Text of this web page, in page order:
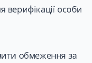
верифікації особи
обмеження за